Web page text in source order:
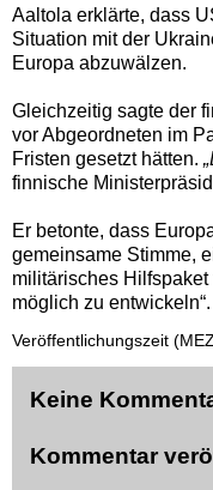
Aaltola erklärte, dass
Situation mit der
Europa abzuwälzen.
Gleichzeitig sagte der
vor Abgeordneten im
Fristen gesetzt hätten.
finnische
Er betonte, dass
gemeinsame Stimme,
militärisches
möglich zu entwickeln“.
Veröffentlichungszeit
Keine
Kommentar